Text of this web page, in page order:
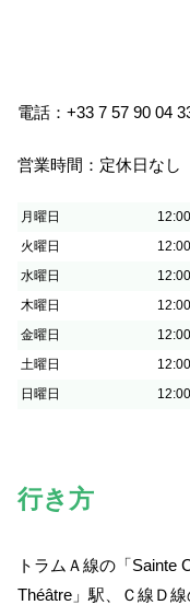
電話：+33 7 57 90 04
営業時間：定休日なし
月曜日
火曜日
水曜日
木曜日
金曜日
土曜日
日曜日
行き方
トラムＡ線の「Sainte
Théâtre」駅、Ｃ線Ｄ